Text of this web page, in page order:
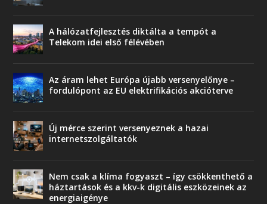
A hálózatfejlesztés diktálta a tempót a
Telekom idei első félévében
Az áram lehet Európa újabb versenyelőnye –
fordulópont az EU elektrifikációs akcióterve
Új mérce szerint versenyeznek a hazai
internetszolgáltatók
Nem csak a klíma fogyaszt – így csökkenthető a
háztartások és a kkv-k digitális eszközeinek az
energiaigénye